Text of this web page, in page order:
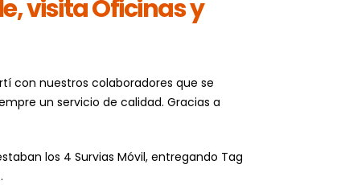
visita Oficinas y
con nuestros colaboradores que se
un servicio de calidad. Gracias a
los 4 Survias Móvil, entregando Tag